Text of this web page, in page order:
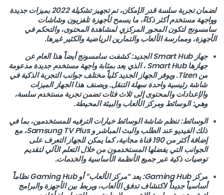
لضمان تجربة سلسة قدر الإمكان، تم تجهيز تشكيلة 2022 بميزات جديدة
وواجهة مستخدم أكثر ذكاءً، ما يسمح لأجهزة تلفزيون وشاشات
سامسونج لتكون المحور المركزي لمشاهدة المحتوى، والتحكم في
الأجهزة، وممارسة الألعاب والتمارين الرياضية والكثير غيرها.
جهاز Smart Hub الجديد: كشفت سامسونج أيضاً هذا العام عن
جهازها Smart Hub ، الذي يعد بمثابة واجهة مستخدم جديدة مدعومة
من Tizen. ويوفر الجهاز الجديد كلياً مختلف جوانب التجربة الذكية في
شاشة رئيسية واحدة سهلة التنقل. ويصنف هذا الجهاز الميزات
والإعدادات والمحتوى إلى ثلاث فئات تضمن تجربة مستخدم سلسة،
وهي: الوسائط ومركز الألعاب والبيئة المحيطة.
الوسائط: تنظم شاشة الوسائط خيارات الترفيه للمستخدمين، بما في
ذلك الفيديو عند الطلب والبث المباشر و Samsung TV Plus، مع
إضافة أكثر من 190 قناة مجانية، كما يمكن للجهاز التعرف على
الجوانب التي يفضلها المستخدمون من خلال التعلم الآلي لتقديم
توصيات ذكية عبر جميع الأنظمة الأساسية والخدمات.
مركز Gaming Hub: يعد “مركز الألعاب” أو Gaming Hub نظاماً
أساسياً جديداً لاكتشاف تدفق الألعاب، ويربط بين الأجهزة والبرامج